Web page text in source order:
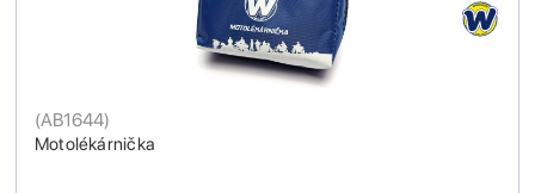
Motolékárnička
(AB1644)